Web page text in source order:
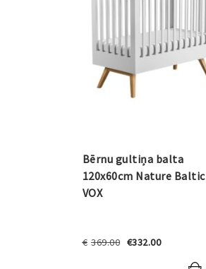
Bērnu gultiņa balta
120x60cm Nature Baltic
VOX
€ 369.00 Original
€332.00Current